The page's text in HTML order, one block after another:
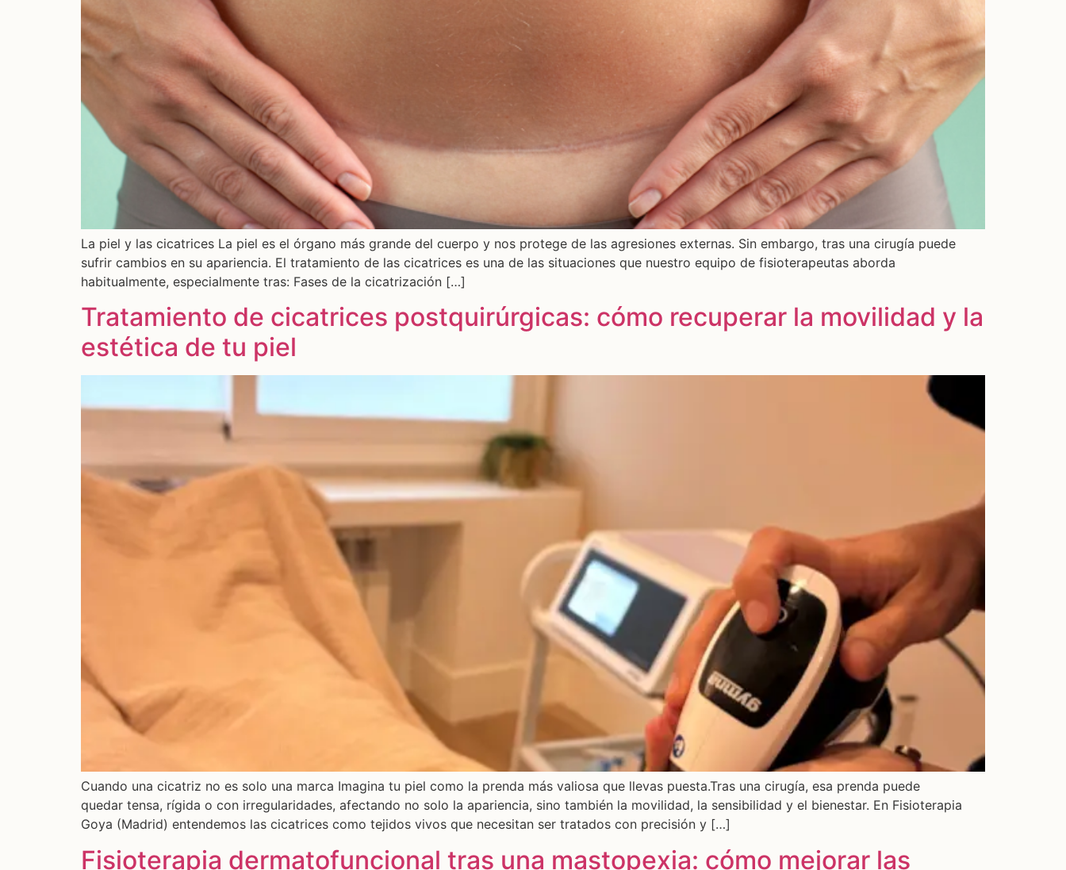
La piel y las cicatrices La piel es el órgano más grande del cuerpo y nos protege de las agresiones externas. Sin embargo, tras una cirugía puede
sufrir cambios en su apariencia. El tratamiento de las cicatrices es una de las situaciones que nuestro equipo de fisioterapeutas aborda
habitualmente, especialmente tras: Fases de la cicatrización […]
Tratamiento de cicatrices postquirúrgicas: cómo recuperar la movilidad y la
estética de tu piel
Cuando una cicatriz no es solo una marca Imagina tu piel como la prenda más valiosa que llevas puesta.Tras una cirugía, esa prenda puede
quedar tensa, rígida o con irregularidades, afectando no solo la apariencia, sino también la movilidad, la sensibilidad y el bienestar. En Fisioterapia
Goya (Madrid) entendemos las cicatrices como tejidos vivos que necesitan ser tratados con precisión y […]
Fisioterapia dermatofuncional tras una mastopexia: cómo mejorar las